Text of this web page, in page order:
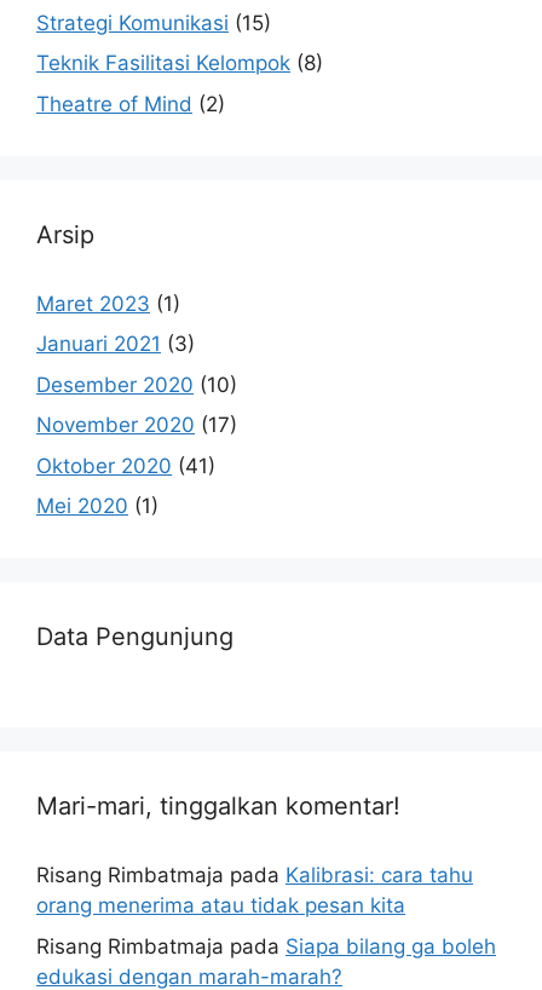
Strategi Komunikasi (15)
Teknik Fasilitasi Kelompok (8)
Theatre of Mind (2)
Arsip
Maret 2023 (1)
Januari 2021 (3)
Desember 2020 (10)
November 2020 (17)
Oktober 2020 (41)
Mei 2020 (1)
Data Pengunjung
Mari-mari, tinggalkan komentar!
Risang Rimbatmaja pada Kalibrasi: cara tahu
orang menerima atau tidak pesan kita
Risang Rimbatmaja pada Siapa bilang ga boleh
edukasi dengan marah-marah?